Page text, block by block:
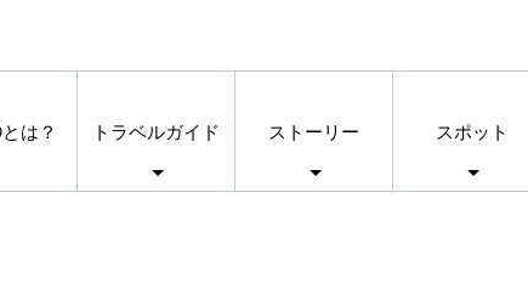
は？ トラベルガイド ストーリー スポット